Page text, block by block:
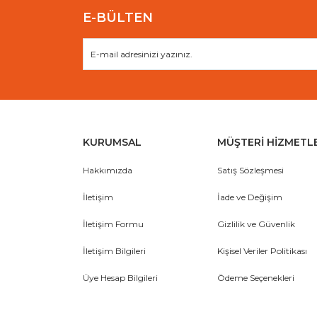
E-BÜLTEN
KURUMSAL
Hakkımızda
İletişim
İletişim Formu
İletişim Bilgileri
Üye Hesap Bilgileri
MÜŞTERİ
Satış Sözleşmesi
İade ve Değişim
Gizlilik ve Güvenlik
Kişisel Veriler Politikası
Ödeme Seçenekleri